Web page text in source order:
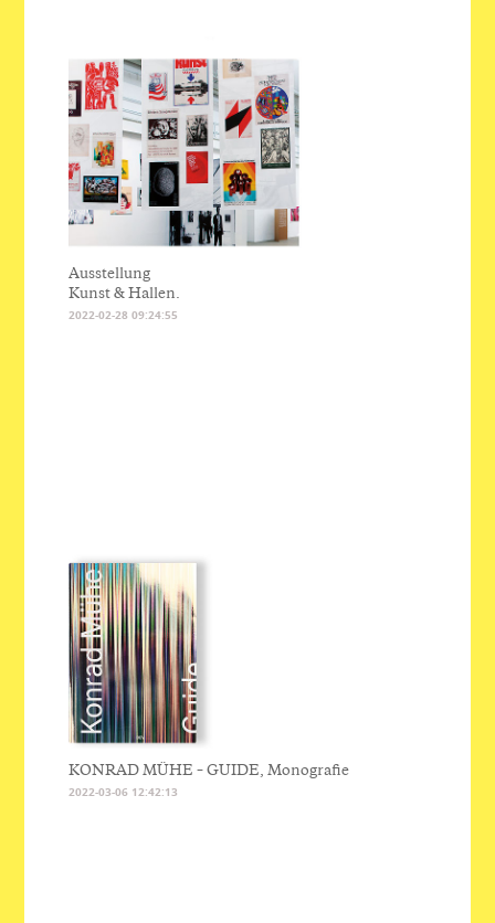
Ausstellung
Kunst & Hallen.
2022-02-28 09:24:55
KONRAD MÜHE – GUIDE, Monografie
2022-03-06 12:42:13